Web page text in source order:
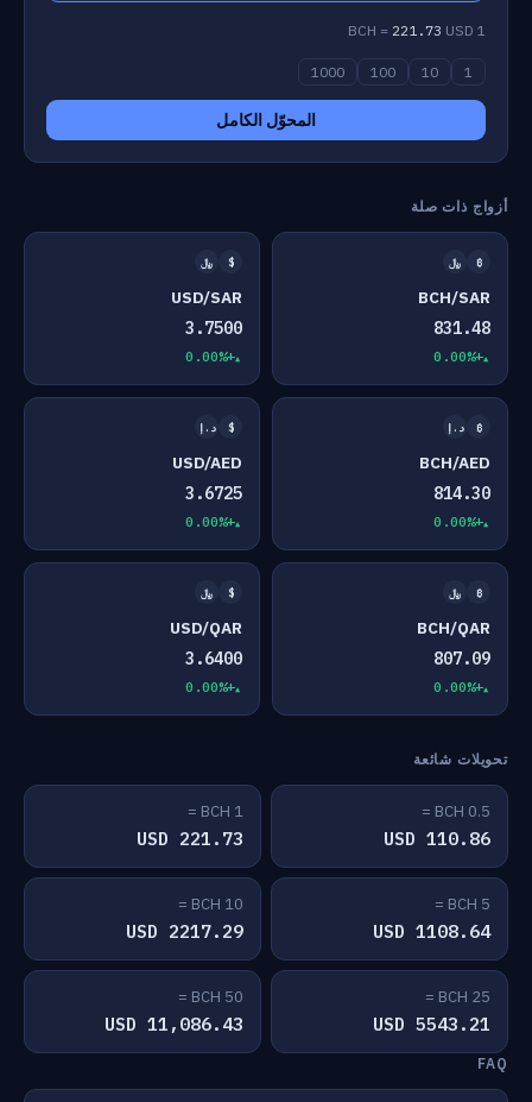
1 BCH =
221.73 USD
1
10
100
1000
المحوّل الكامل
أزواج ذات صلة
₿ ﷼
BCH/SAR
831.48
+0.00%
$ ﷼
USD/SAR
3.7500
+0.00%
₿ د.إ
BCH/AED
814.30
+0.00%
$ د.إ
USD/AED
3.6725
+0.00%
₿ ﷼
BCH/QAR
807.09
+0.00%
$ ﷼
USD/QAR
3.6400
+0.00%
تحويلات شائعة
0.5 BCH =
110.86 USD
1 BCH =
221.73 USD
5 BCH =
1108.64 USD
10 BCH =
2217.29 USD
25 BCH =
5543.21 USD
50 BCH =
11,086.43 USD
FAQ